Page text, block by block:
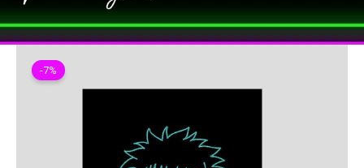
-7%